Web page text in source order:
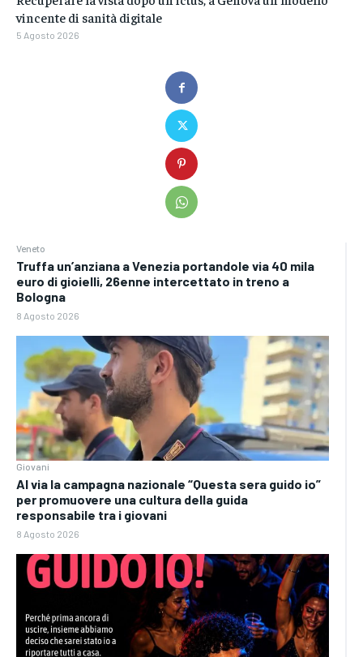
Veneto
Truffa un’anziana a Venezia portandole via 40 mila
euro di gioielli, 26enne intercettato in treno a
Bologna
8 Agosto 2026
Giovani
Al via la campagna nazionale “Questa sera guido io”
per promuovere una cultura della guida
responsabile tra i giovani
8 Agosto 2026
vincente di sanità digitale
5 Agosto 2026